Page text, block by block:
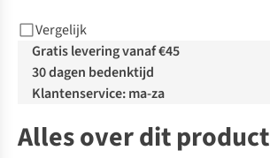
Vergelijk
Gratis levering vanaf €45
30 dagen bedenktijd
Klantenservice: ma-za
Alles over dit product